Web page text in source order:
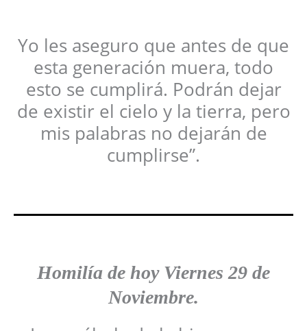
Yo les aseguro que antes de que
esta generación muera, todo
esto se cumplirá. Podrán dejar
de existir el cielo y la tierra, pero
mis palabras no dejarán de
cumplirse”.
Homilía de hoy Viernes 29 de
Noviembre.